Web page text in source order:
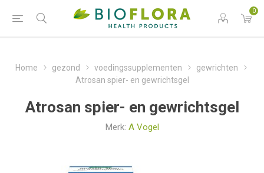
0
Home gezond voedingssupplementen
gewrichten
Atrosan spier- en gewrichtsgel
Atrosan spier- en gewrichtsgel
Merk: A Vogel